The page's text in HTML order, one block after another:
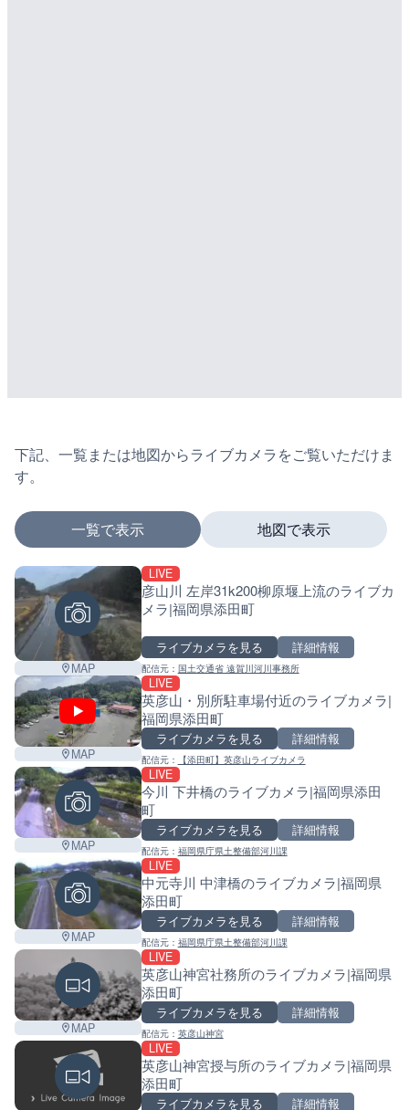
下記、一覧または地図からライブカメラをご覧いただけま
す。
一覧で表示
MAP
LIVE
彦山川 左岸31k200柳原堰上流のライブカ
メラ|福岡県添田町
ライブカメラを見る 詳細情報
配信元： 国土交通省 遠賀川河川事務所
MAP
LIVE
英彦山・別所駐車場付近のライブカメラ|
福岡県添田町
ライブカメラを見る 詳細情報
配信元： 【添田町】英彦山ライブカメラ
MAP
LIVE
今川 下井橋のライブカメラ|福岡県添田
町
ライブカメラを見る 詳細情報
配信元： 福岡県庁県土整備部河川課
MAP
LIVE
中元寺川 中津橋のライブカメラ|福岡県
添田町
ライブカメラを見る 詳細情報
配信元： 福岡県庁県土整備部河川課
MAP
LIVE
英彦山神宮社務所のライブカメラ|福岡県
添田町
ライブカメラを見る 詳細情報
配信元： 英彦山神宮
LIVE
英彦山神宮授与所のライブカメラ|福岡県
添田町
ライブカメラを見る 詳細情報
地図で表示
+
−
マーカーをタップするとライブカメラの詳細が表示さ